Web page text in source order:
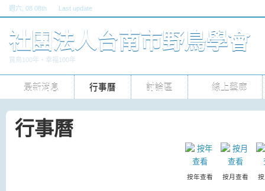
社團法人台南市野鳥學會
賞鳥100年‧幸福100年
週六 , 08 08th Last update
最新消息 行事曆 討論區 線上藝廊
行事曆
按年查看 按月查看